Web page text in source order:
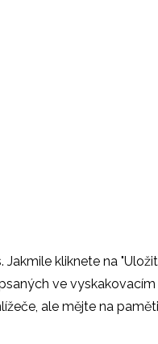
kliknete na "Uložit
ve vyskakovacím
ale mějte na